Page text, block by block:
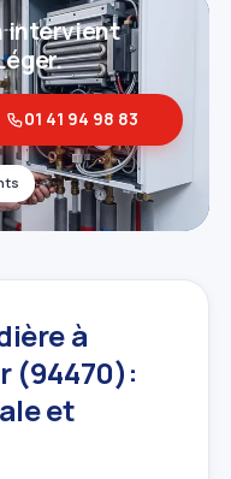
intervient
01 41 94 98 83
à
(94470):
et